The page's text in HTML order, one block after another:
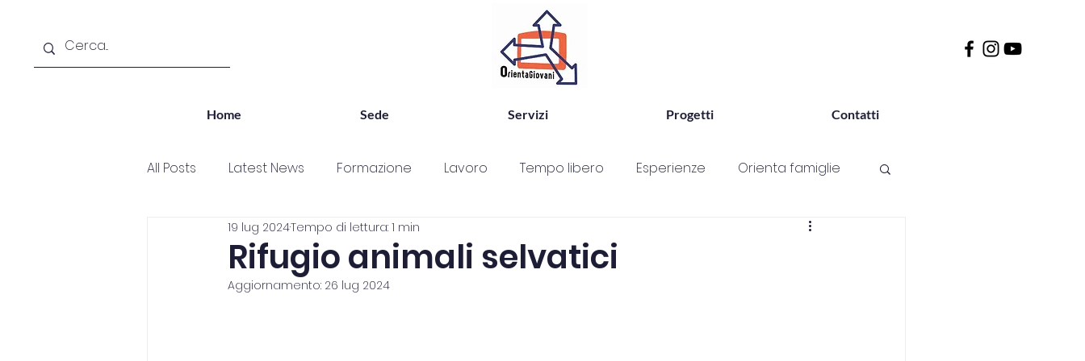
Home Sede Servizi Progetti Contatti
All Posts Latest News Formazione Lavoro Tempo libero Esperienze Orienta famiglie
OrientAlloggi Orientalloggi Progetto
Partecipazione Bambini
Rifugio animali selvatici
19 lug 2024Tempo di lettura: 1 min
Aggiornamento: 26 lug 2024